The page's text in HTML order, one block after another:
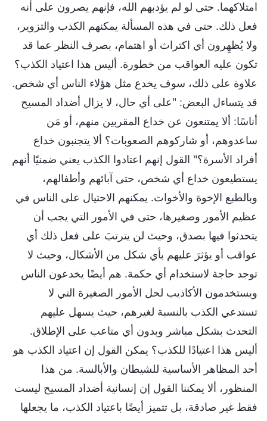
امتلاكهما. حتى لو لم يؤدبهم الله، فإنهم يصرون على أنه
فعل ذلك. حتى في هذه المسألة يمكنهم الكذب والتزوير،
ولا يُظهِرون أي اكتراث أو اهتمام، بصرف النظر عما قد
تكون عليه العواقب من خطورة. أليس هذا اعتياد الكذب؟
علاوة على ذلك، سوف يخدع مثل هؤلاء الناس أي شخص.
قد يتساءل البعض: "على أي حال، لا يزال أضداد المسيح
أناسًا: ألا يمتنعون عن خداع المقربين منهم، أو مَن
ساعدوهم، أو شاركوهم الصعوبات؟ ألا يتجنبون خداع
أفراد الأسرة؟" القول إنهم اعتادوا الكذب يعني ضمنيًا أنهم
يستطيعون خداع أي شخص، حتى آبائهم وأطفالهم،
وبالطبع الإخوة والأخوات. يمكنهم الاحتيال على الناس في
عظيم الأمور وصغيرها، حتى في الأمور التي يجب أن
يتحدثوا فيها بصدق، وحيث لن يترتبَ على فعل ذلك أي
عواقب أو يؤثرَ عليهم بأي شكل من الأشكال، وحيث لا
توجد حاجة لاستخدام أي حكمة. هم أيضًا يخدعون الناس
ويستخدمون الأكاذيب لحل الأمور الصغيرة التي لا
تستدعي الكذب بالنسبة لغيرهم، حيث يسهل عليهم
التحدث بشكل مباشر وبدون أي متاعب على الإطلاق.
أليس هذا اعتيادًا للكذب؟ يمكن القول إن اعتياد الكذب هو
أحد المظاهر الأساسية للشيطان والأبالسة. من هذا
المنظور، ألا يمكننا القول إن إنسانية أضداد المسيح ليست
فقط غير صادقة، بل تتميز أيضًا باعتياد الكذب، ما يجعلها